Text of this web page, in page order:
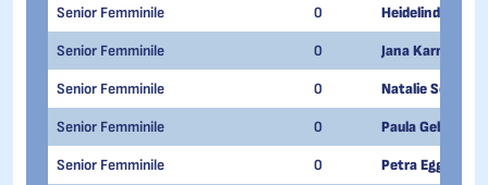
Senior Femminile 0 Heidelinde
Senior Femminile 0 Jana Karnutsch
Senior Femminile 0 Natalie Schwarz
Senior Femminile 0 Paula Gebhard
Senior Femminile 0 Petra Egger